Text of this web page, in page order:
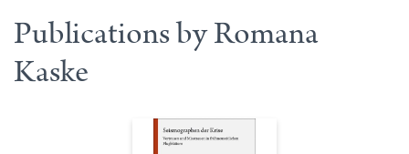
Publications by Romana
Kaske